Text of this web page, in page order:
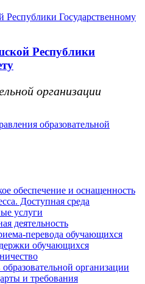
Республики
организации
образовательной
обеспечение и оснащенность
Доступная среда
услуги
деятельность
перевода обучающихся
обучающихся
организации
и требования